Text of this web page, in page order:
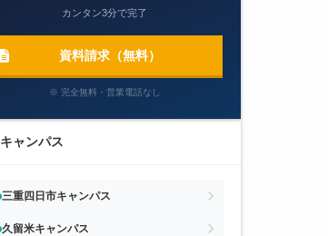
カンタン3分で完了
資料請求（無料）
※ 完全無料・営業電話なし
キャンパス
三重四日市キャンパス
久留米キャンパス